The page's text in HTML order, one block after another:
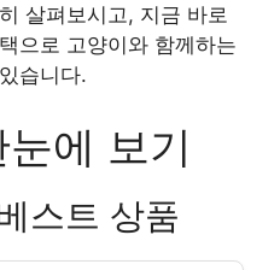
살펴보시고, 지금 바로
으로 고양이와 함께하는
습니다.
에 보기
스트 상품